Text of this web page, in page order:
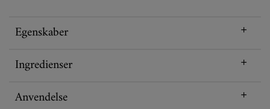
Egenskaber
Ingredienser
Anvendelse